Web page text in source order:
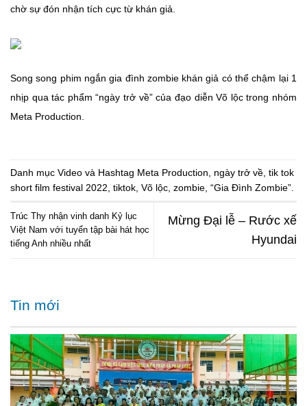
chờ sự đón nhận tích cực từ khán giả.
Song song phim ngắn gia đình zombie khán giả có thể chậm lại 1
nhịp qua tác phẩm “ngày trở về” của đạo diễn Võ lộc trong nhóm
Meta Production.
Danh mục Video và Hashtag Meta Production ngày trở về tik tok
short film festival 2022 tiktok Võ lộc zombie “Gia Đình Zombie”
Trúc Thy nhận vinh danh Kỷ lục
Việt Nam với tuyển tập bài hát học
tiếng Anh nhiều nhất
Mừng Đại lễ – Rước xế
Hyundai
Tin mới